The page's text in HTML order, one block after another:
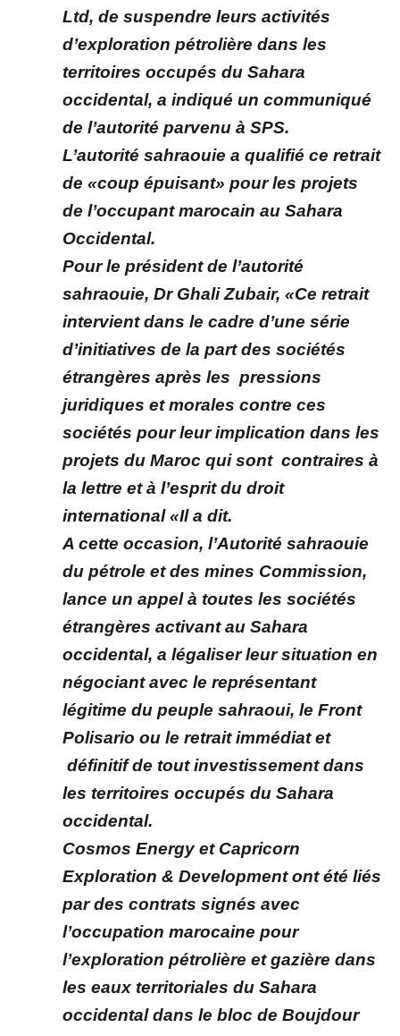
Ltd, de suspendre leurs activités
d’exploration pétrolière dans les
territoires occupés du Sahara
occidental, a indiqué un communiqué
de l’autorité parvenu à SPS.
L’autorité sahraouie a qualifié ce retrait
de «coup épuisant» pour les projets
de l’occupant marocain au Sahara
Occidental.
Pour le président de l’autorité
sahraouie, Dr Ghali Zubair, «Ce retrait
intervient dans le cadre d’une série
d’initiatives de la part des sociétés
étrangères après les pressions
juridiques et morales contre ces
sociétés pour leur implication dans les
projets du Maroc qui sont contraires à
la lettre et à l’esprit du droit
international «Il a dit.
A cette occasion, l’Autorité sahraouie
du pétrole et des mines Commission,
lance un appel à toutes les sociétés
étrangères activant au Sahara
occidental, a légaliser leur situation en
négociant avec le représentant
légitime du peuple sahraoui, le Front
Polisario ou le retrait immédiat et
définitif de tout investissement dans
les territoires occupés du Sahara
occidental.
Cosmos Energy et Capricorn
Exploration & Development ont été liés
par des contrats signés avec
l’occupation marocaine pour
l’exploration pétrolière et gazière dans
les eaux territoriales du Sahara
occidental dans le bloc de Boujdour